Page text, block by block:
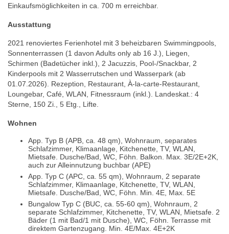
Einkaufsmöglichkeiten in ca. 700 m erreichbar.
Ausstattung
2021 renoviertes Ferienhotel mit 3 beheizbaren Swimmingpools,
Sonnenterrassen (1 davon Adults only ab 16 J.), Liegen,
Schirmen (Badetücher inkl.), 2 Jacuzzis, Pool-/Snackbar, 2
Kinderpools mit 2 Wasserrutschen und Wasserpark (ab
01.07.2026). Rezeption, Restaurant, À-la-carte-Restaurant,
Loungebar, Café, WLAN, Fitnessraum (inkl.). Landeskat.: 4
Sterne, 150 Zi., 5 Etg., Lifte.
Wohnen
App. Typ B (APB, ca. 48 qm), Wohnraum, separates
Schlafzimmer, Klimaanlage, Kitchenette, TV, WLAN,
Mietsafe. Dusche/Bad, WC, Föhn. Balkon. Max. 3E/2E+2K,
auch zur Alleinnutzung buchbar (APE)
App. Typ C (APC, ca. 55 qm), Wohnraum, 2 separate
Schlafzimmer, Klimaanlage, Kitchenette, TV, WLAN,
Mietsafe. Dusche/Bad, WC, Föhn. Min. 4E, Max. 5E
Bungalow Typ C (BUC, ca. 55-60 qm), Wohnraum, 2
separate Schlafzimmer, Kitchenette, TV, WLAN, Mietsafe. 2
Bäder (1 mit Bad/1 mit Dusche), WC, Föhn. Terrasse mit
direktem Gartenzugang. Min. 4E/Max. 4E+2K